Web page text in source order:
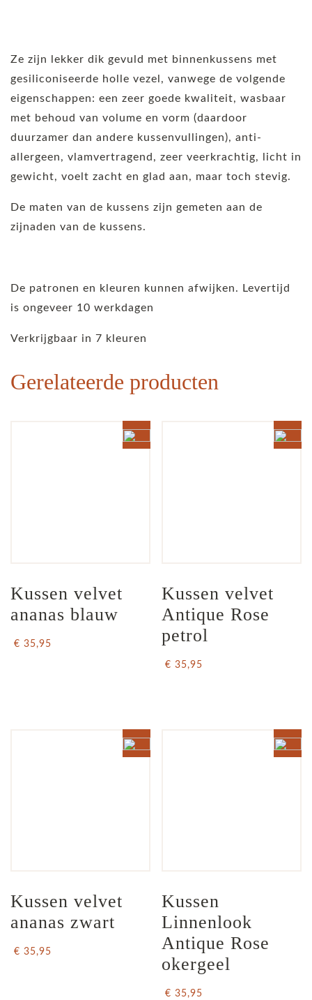
Ze zijn lekker dik gevuld met binnenkussens met
gesiliconiseerde holle vezel, vanwege de volgende
eigenschappen: een zeer goede kwaliteit, wasbaar
met behoud van volume en vorm (daardoor
duurzamer dan andere kussenvullingen), anti-
allergeen, vlamvertragend, zeer veerkrachtig, licht in
gewicht, voelt zacht en glad aan, maar toch stevig.
De maten van de kussens zijn gemeten aan de
zijnaden van de kussens.
De patronen en kleuren kunnen afwijken. Levertijd
is ongeveer 10 werkdagen
Verkrijgbaar in 7 kleuren
Gerelateerde producten
Kussen velvet
ananas blauw
€ 35,95
Kussen velvet
Antique Rose
petrol
€ 35,95
Kussen velvet
ananas zwart
€ 35,95
Kussen
Linnenlook
Antique Rose
okergeel
€ 35,95